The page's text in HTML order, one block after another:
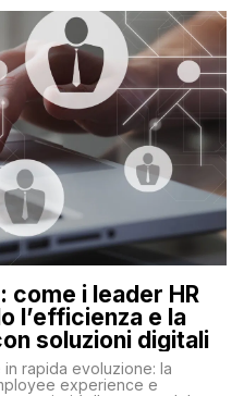
come i leader HR
l’efficienza e la
soluzioni digitali
rapida evoluzione: la
experience e